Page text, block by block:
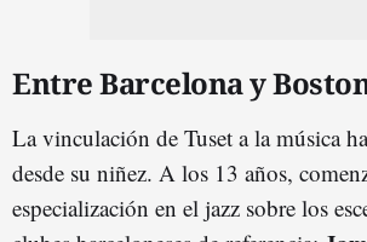
Entre Barcelona y
La vinculación de Tuset a la música
desde su niñez. A los 13 años,
especialización en el jazz sobre los